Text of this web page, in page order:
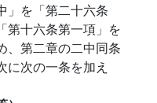
」を「第二十六条
第十六条第一項」を
、第二章の二中同条
に次の一条を加え